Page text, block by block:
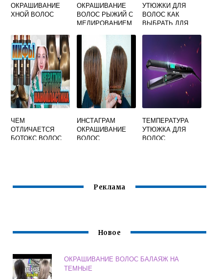
ОКРАШИВАНИЕ
ХНОЙ ВОЛОС
ОКРАШИВАНИЕ
ВОЛОС РЫЖИЙ С
МЕЛИРОВАНИЕМ
УТЮЖКИ ДЛЯ
ВОЛОС КАК
ВЫБРАТЬ ДЛЯ
ЧЕМ
ОТЛИЧАЕТСЯ
БОТОКС ВОЛОС
ИНСТАГРАМ
ОКРАШИВАНИЕ
ВОЛОС
ТЕМПЕРАТУРА
УТЮЖКА ДЛЯ
ВОЛОС
Реклама
Новое
ОКРАШИВАНИЕ ВОЛОС БАЛАЯЖ НА
ТЕМНЫЕ